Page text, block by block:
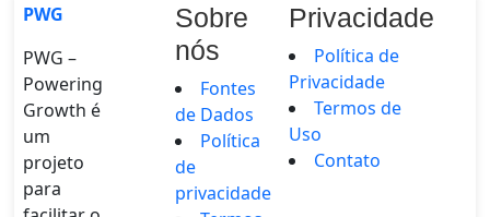
PWG
PWG –
Powering
Growth é
um
projeto
para
Sobre
nós
Fontes
de Dados
Política
de
privacidade
Privacidade
Política de
Privacidade
Termos de
Uso
Contato